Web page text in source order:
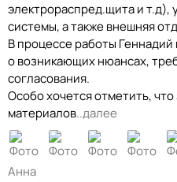
электрораспред.щита и т.д),
системы, а также внешняя
В процессе работы
о возникающих нюансах,
согласования.
Особо хочется отметить, что
материалов..далее
Анна